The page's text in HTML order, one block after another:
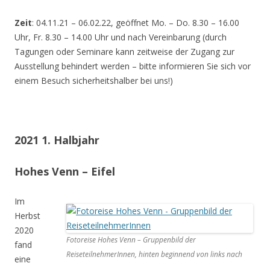
Zeit: 04.11.21 – 06.02.22, geöffnet Mo. – Do. 8.30 – 16.00
Uhr, Fr. 8.30 – 14.00 Uhr und nach Vereinbarung (durch
Tagungen oder Seminare kann zeitweise der Zugang zur
Ausstellung behindert werden – bitte informieren Sie sich vor
einem Besuch sicherheitshalber bei uns!)
2021 1. Halbjahr
Hohes Venn – Eifel
Fotoreise Hohes Venn – Gruppenbild der
ReiseteilnehmerInnen, hinten beginnend von links nach
Im
Herbst
2020
fand
eine